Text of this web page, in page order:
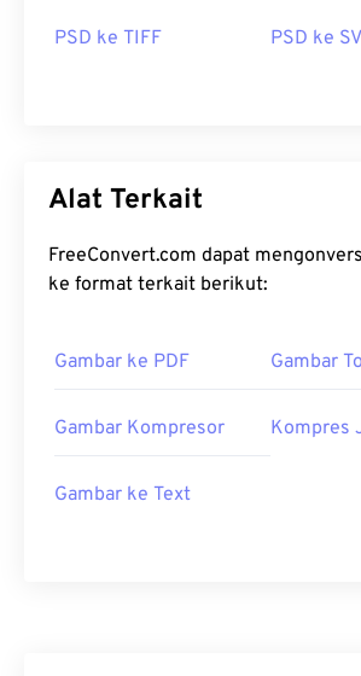
PSD ke TIFF PSD ke
Alat Terkait
FreeConvert.com dapat
ke format terkait berikut:
Gambar ke PDF Gambar
Gambar Kompresor Kompres
Gambar ke Text